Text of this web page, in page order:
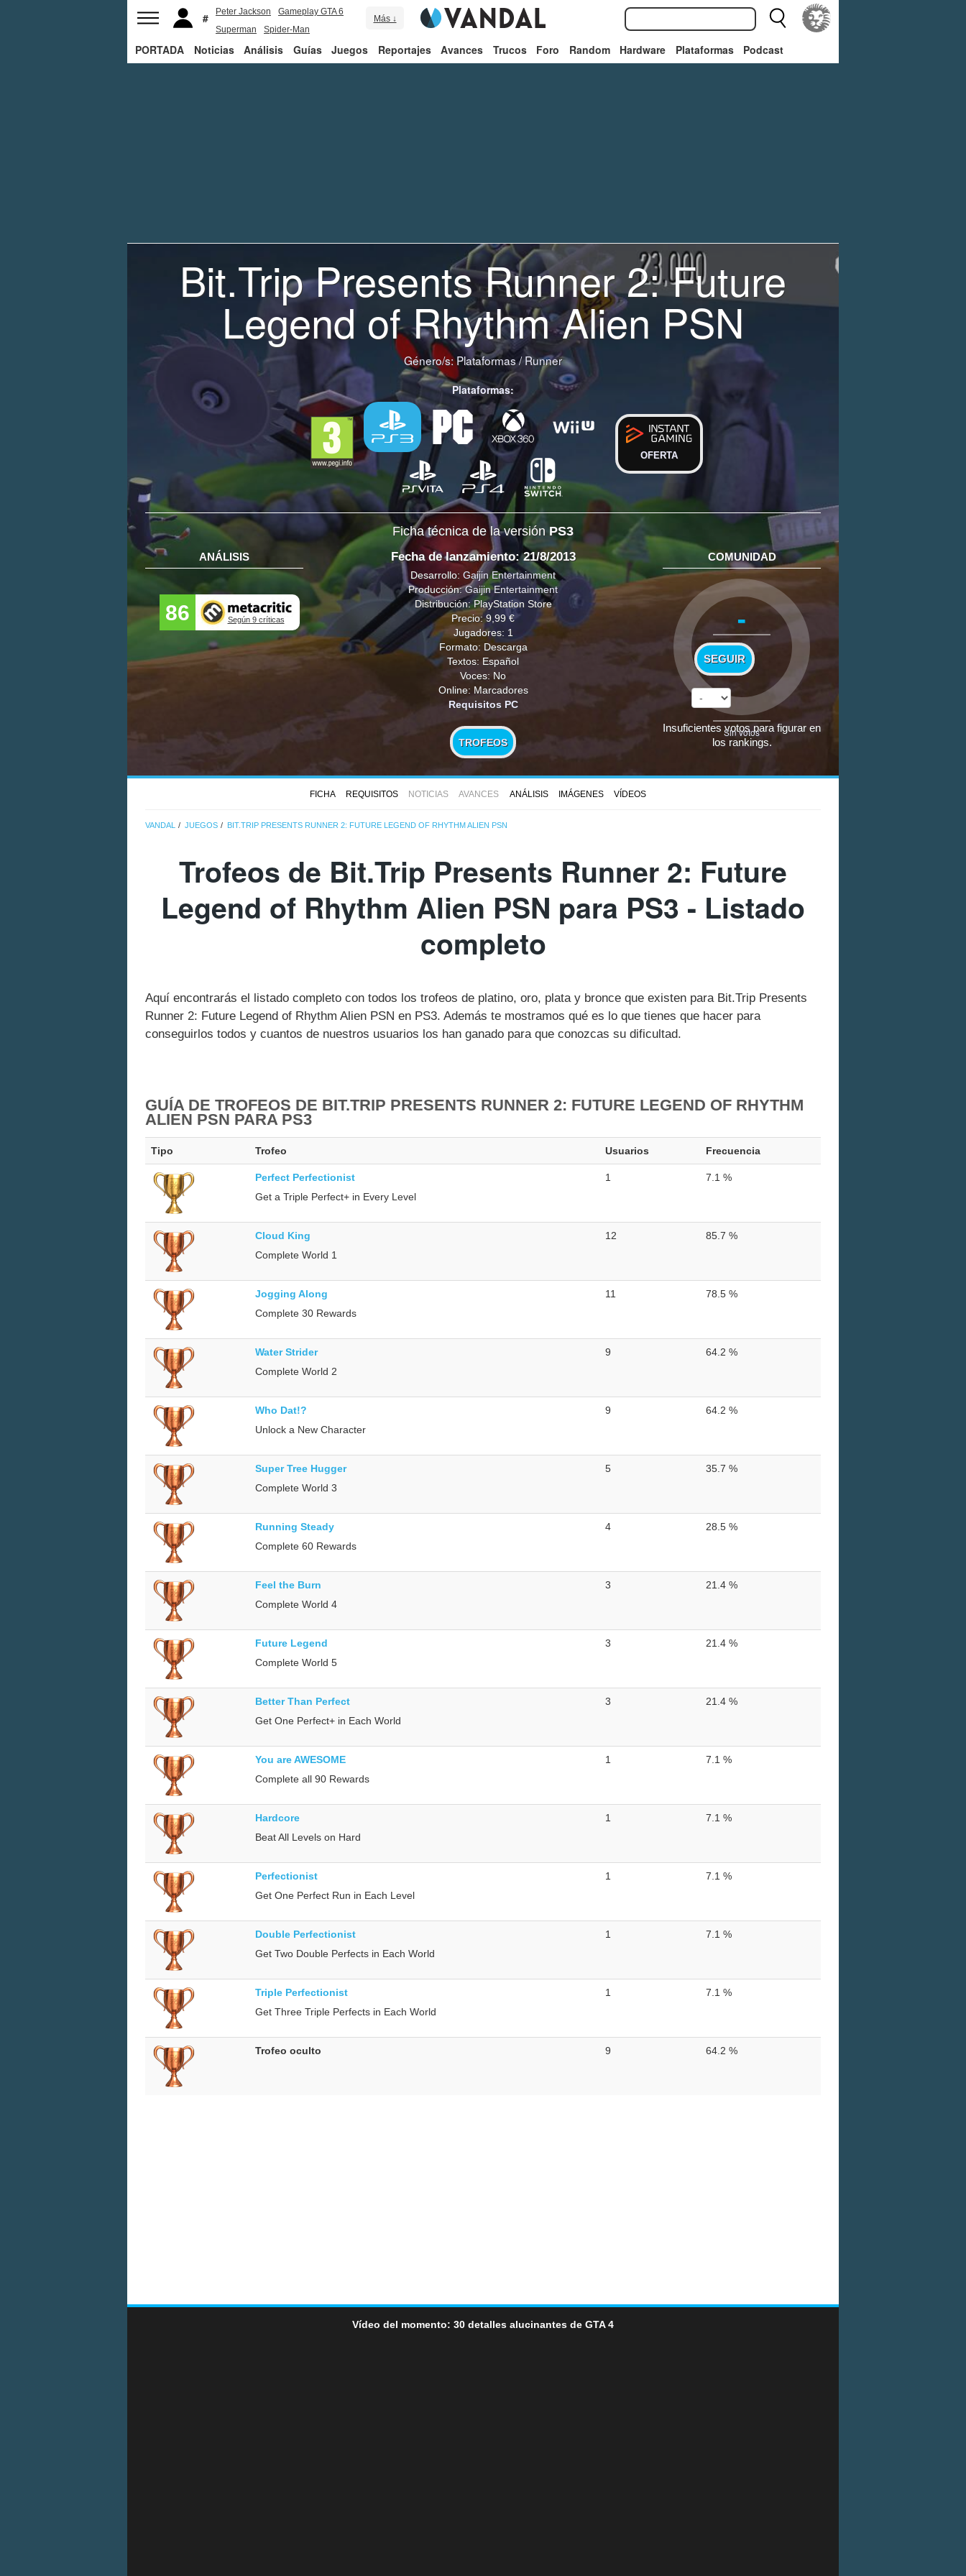
Peter Jackson
Gameplay GTA 6
Superman
Spider-Man
Más ↓
PORTADA Noticias Análisis Guías Juegos Reportajes Avances Trucos Foro Random Hardware Plataformas Podcast
Bit.Trip Presents Runner 2: Future
Legend of Rhythm Alien PSN
Género/s:Plataformas/Runner
Plataformas:
OFERTA
Ficha técnica de la versión PS3
ANÁLISIS
86 Según 9 críticas
Fecha de lanzamiento: 21/8/2013
Desarrollo: Gaijin Entertainment
Producción:Gaijin Entertainment
Distribución: PlayStation Store
Precio: 9,99 €
Jugadores: 1
Formato: Descarga
Textos: Español
Voces: No
Online: Marcadores
Requisitos PC
TROFEOS
COMUNIDAD
-
SEGUIR
Sin votos
Insuficientes votos para figurar en
los rankings.
FICHA REQUISITOS NOTICIAS AVANCES ANÁLISIS IMÁGENES VÍDEOS
VANDAL JUEGOS BIT.TRIP PRESENTS RUNNER 2: FUTURE LEGEND OF RHYTHM ALIEN PSN
Trofeos de Bit.Trip Presents Runner 2: Future
Legend of Rhythm Alien PSN para PS3 - Listado
completo
Aquí encontrarás el listado completo con todos los trofeos de platino, oro, plata y bronce que existen para Bit.Trip Presents
Runner 2: Future Legend of Rhythm Alien PSN en PS3. Además te mostramos qué es lo que tienes que hacer para
conseguirlos todos y cuantos de nuestros usuarios los han ganado para que conozcas su dificultad.
GUÍA DE TROFEOS DE BIT.TRIP PRESENTS RUNNER 2: FUTURE LEGEND OF RHYTHM
ALIEN PSN PARA PS3
Tipo Trofeo Usuarios Frecuencia
Perfect Perfectionist
Get a Triple Perfect+ in Every Level
1 7.1 %
Cloud King
Complete World 1
12 85.7 %
Jogging Along
Complete 30 Rewards
11 78.5 %
Water Strider
Complete World 2
9 64.2 %
Who Dat!?
Unlock a New Character
9 64.2 %
Super Tree Hugger
Complete World 3
5 35.7 %
Running Steady
Complete 60 Rewards
4 28.5 %
Feel the Burn
Complete World 4
3 21.4 %
Future Legend
Complete World 5
3 21.4 %
Better Than Perfect
Get One Perfect+ in Each World
3 21.4 %
You are AWESOME
Complete all 90 Rewards
1 7.1 %
Hardcore
Beat All Levels on Hard
1 7.1 %
Perfectionist
Get One Perfect Run in Each Level
1 7.1 %
Double Perfectionist
Get Two Double Perfects in Each World
1 7.1 %
Triple Perfectionist
Get Three Triple Perfects in Each World
1 7.1 %
Trofeo oculto 9 64.2 %
Vídeo del momento: 30 detalles alucinantes de GTA 4